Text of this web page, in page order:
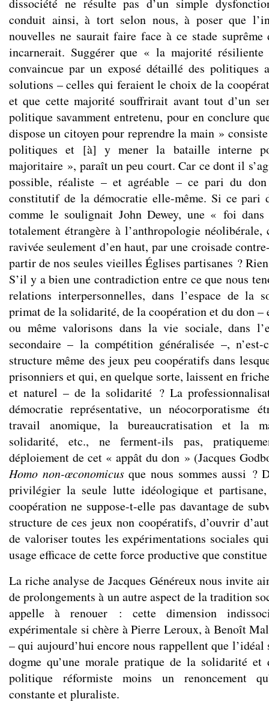
dissociété ne résulte pas d’un simple
conduit ainsi, à tort selon nous, à poser que
nouvelles ne saurait faire face à ce stade suprême
incarnerait. Suggérer que « la majorité résiliente
convaincue par un exposé détaillé des politiques
solutions – celles qui feraient le choix de la
et que cette majorité souffrirait avant tout d’un
politique savamment entretenu, pour en conclure
dispose un citoyen pour reprendre la main »
politiques et [à] y mener la bataille interne
majoritaire », paraît un peu court. Car ce dont il
possible, réaliste – et agréable – ce pari du
constitutif de la démocratie elle-même. Si ce pari
comme le soulignait John Dewey, une « foi
totalement étrangère à l’anthropologie
ravivée seulement d’en haut, par une croisade
partir de nos seules vieilles Églises partisanes ?
S’il y a bien une contradiction entre ce que nous
relations interpersonnelles, dans l’espace de la
primat de la solidarité, de la coopération et du don –
ou même valorisons dans la vie sociale, dans
secondaire – la compétition généralisée –,
structure même des jeux peu coopératifs dans
prisonniers et qui, en quelque sorte, laissent en
et naturel – de la solidarité ? La
démocratie représentative, un néocorporatisme
travail anomique, la bureaucratisation et la
solidarité, etc., ne ferment-ils pas,
déploiement de cet « appât du don » (Jacques
Homo non-œconomicusque nous sommes aussi ?
privilégier la seule lutte idéologique et
coopération ne suppose-t-elle pas davantage de
structure de ces jeux non coopératifs, d’ouvrir
de valoriser toutes les expérimentations sociales
usage efficace de cette force productive que
La riche analyse de Jacques Généreux nous invite
de prolongements à un autre aspect de la tradition
appelle à renouer : cette dimension
expérimentale si chère à Pierre Leroux, à Benoît
– qui aujourd’hui encore nous rappellent que
dogme qu’une morale pratique de la solidarité et
politique réformiste moins un renoncement
constante et pluraliste.